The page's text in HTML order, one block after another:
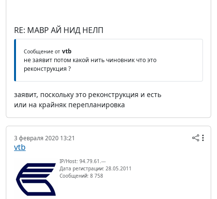
RE: МАВР АЙ НИД НЕЛП
Сообщение от vtb
не заявит потом какой нить чиновник что это
реконструкция ?
заявит, поскольку это реконструкция и есть
или на крайняк перепланировка
3 февраля 2020 13:21
vtb
IP/Host: 94.79.61.---
Дата регистрации: 28.05.2011
Сообщений: 8 758